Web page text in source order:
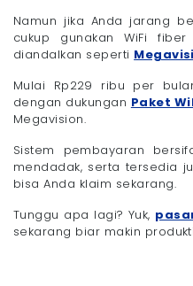
Namun jika Anda jarang
cukup gunakan WiFi
diandalkan seperti
Mulai Rp229 ribu per
dengan dukungan Paket
Megavision.
Sistem pembayaran
mendadak, serta tersedia
bisa Anda klaim sekarang.
Tunggu apa lagi? Yuk,
sekarang biar makin